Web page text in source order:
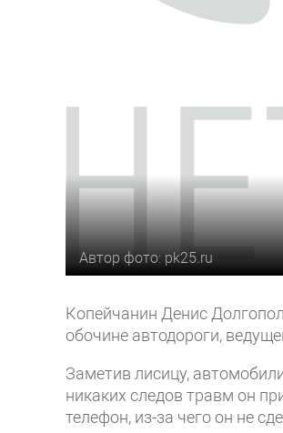
Автор фото: pk25.ru
Копейчанин Денис
обочине автодороги,
Заметив лисицу,
никаких следов травм он
телефон, из-за чего он не